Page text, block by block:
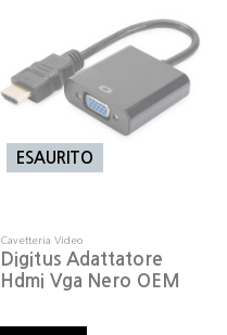
ESAURITO
Cavetteria Video
Digitus Adattatore
Hdmi Vga Nero OEM